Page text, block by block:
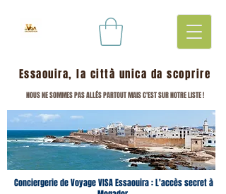
Essaouira, la città unica da scoprire
NOUS NE SOMMES PAS ALLÉS PARTOUT MAIS C'EST SUR NOTRE LISTE !
Conciergerie de Voyage VISA Essaouira : L'accès secret à